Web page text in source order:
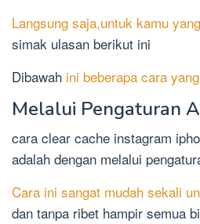
Langsung saja,untuk kamu yang
simak ulasan berikut ini
Dibawah ini beberapa cara yang
Melalui Pengaturan
cara clear cache instagram
adalah dengan melalui
Cara ini sangat mudah sekali
dan tanpa ribet hampir semua